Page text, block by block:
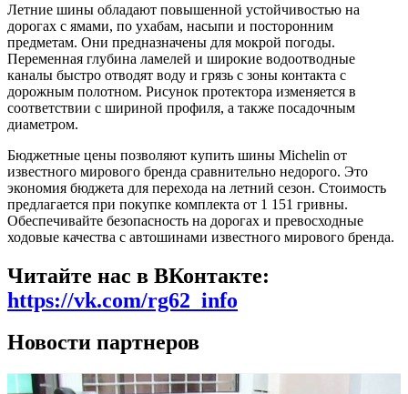
Летние шины обладают повышенной устойчивостью на
дорогах с ямами, по ухабам, насыпи и посторонним
предметам. Они предназначены для мокрой погоды.
Переменная глубина ламелей и широкие водоотводные
каналы быстро отводят воду и грязь с зоны контакта с
дорожным полотном. Рисунок протектора изменяется в
соответствии с шириной профиля, а также посадочным
диаметром.
Бюджетные цены позволяют купить шины Michelin от
известного мирового бренда сравнительно недорого. Это
экономия бюджета для перехода на летний сезон. Стоимость
предлагается при покупке комплекта от 1 151 гривны.
Обеспечивайте безопасность на дорогах и превосходные
ходовые качества с автошинами известного мирового бренда.
Читайте нас в ВКонтакте:
https://vk.com/rg62_info
Новости партнеров